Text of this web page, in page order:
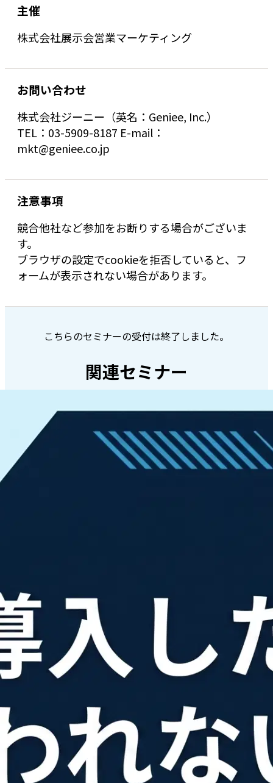
主催
株式会社展示会営業マーケティング
お問い合わせ
株式会社ジーニー（英名：Geniee, Inc.）
TEL：03-5909-8187 E-mail：
mkt@geniee.co.jp
注意事項
競合他社など参加をお断りする場合がございま
す。
ブラウザの設定でcookieを拒否していると、フ
ォームが表示されない場合があります。
こちらのセミナーの受付は終了しました。
関連セミナー